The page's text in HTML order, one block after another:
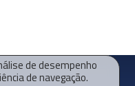
de desempenho
de navegação.